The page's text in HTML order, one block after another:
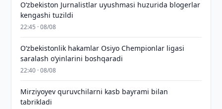
O‘zbekiston Jurnalistlar uyushmasi huzurida blogerlar
kengashi tuzildi
22:45 · 08/08
O‘zbekistonlik hakamlar Osiyo Chempionlar ligasi
saralash o‘yinlarini boshqaradi
22:40 · 08/08
Mirziyoyev quruvchilarni kasb bayrami bilan
tabrikladi